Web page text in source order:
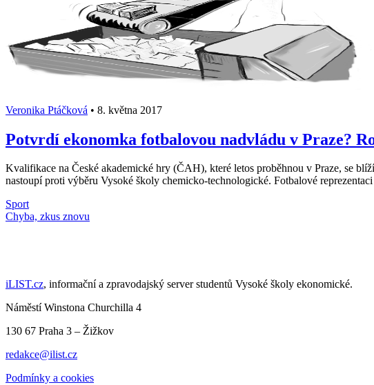
Veronika Ptáčková • 8. května 2017
Potvrdí ekonomka fotbalovou nadvládu v Praze?
Kvalifikace na České akademické hry (ČAH), které letos proběhnou v Praze, se
nastoupí proti výběru Vysoké školy chemicko-technologické. Fotbalové
Sport
Načti další články
iLIST.cz, informační a zpravodajský server studentů Vysoké školy ekonomické.
Náměstí Winstona Churchilla 4
130 67 Praha 3 – Žižkov
redakce@ilist.cz
Podmínky a cookies